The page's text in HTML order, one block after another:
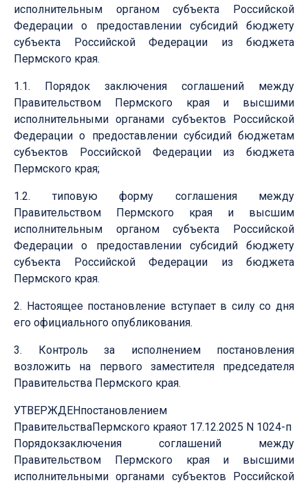
исполнительным органом субъекта Российской
Федерации о предоставлении субсидий бюджету
субъекта Российской Федерации из бюджета
Пермского края.
1.1. Порядок заключения соглашений между
Правительством Пермского края и высшими
исполнительными органами субъектов Российской
Федерации о предоставлении субсидий бюджетам
субъектов Российской Федерации из бюджета
Пермского края;
1.2. типовую форму соглашения между
Правительством Пермского края и высшим
исполнительным органом субъекта Российской
Федерации о предоставлении субсидий бюджету
субъекта Российской Федерации из бюджета
Пермского края.
2. Настоящее постановление вступает в силу со дня
его официального опубликования.
3. Контроль за исполнением постановления
возложить на первого заместителя председателя
Правительства Пермского края.
УТВЕРЖДЕНпостановлением
ПравительстваПермского краяот 17.12.2025 N 1024-п
Порядокзаключения соглашений между
Правительством Пермского края и высшими
исполнительными органами субъектов Российской